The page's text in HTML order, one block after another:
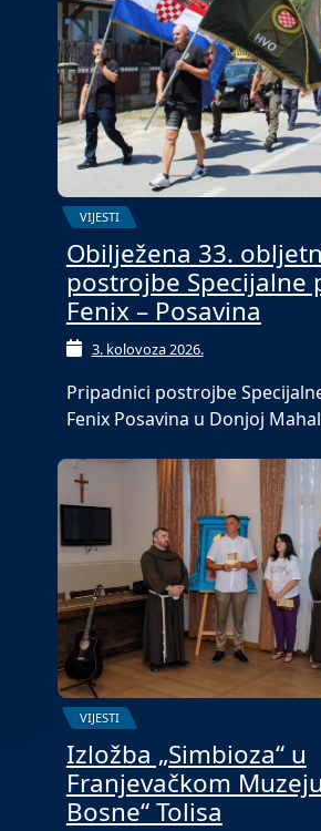
VIJESTI
Obilježena 33.
postrojbe Specijalne
Fenix – Posavina
3. kolovoza 2026.
Pripadnici postrojbe
Fenix Posavina u Donjoj
VIJESTI
Izložba „Simbioza“ u
Franjevačkom
Bosne“ Tolisa